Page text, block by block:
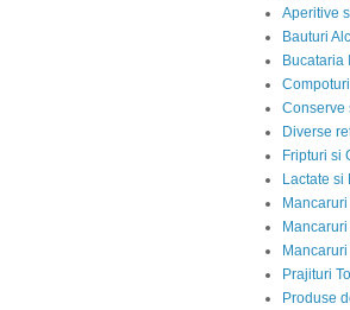
Aperitive
Bauturi
Bucataria
Conserve
Diverse
Fripturi si
Lactate si
Prajituri
Produse